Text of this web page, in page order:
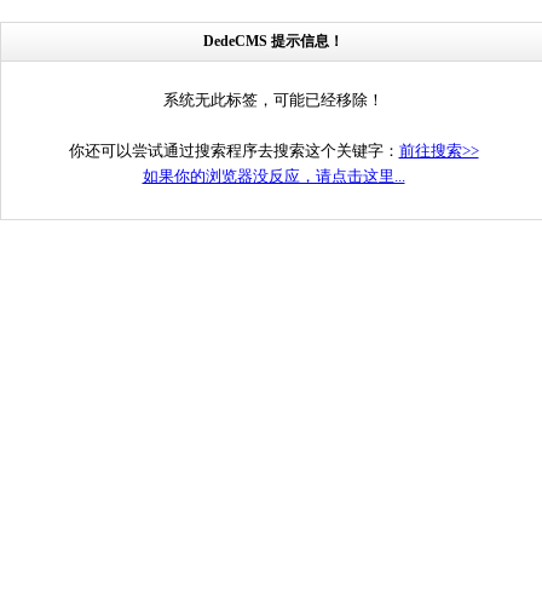
DedeCMS 提示信息！
系统无此标签，可能已经移除！
你还可以尝试通过搜索程序去搜索这个关键字： 前往搜索>>
如果你的浏览器没反应，请点击这里...